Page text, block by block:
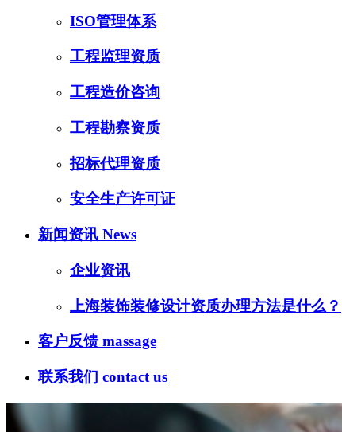
ISO管理体系
工程监理资质
工程造价咨询
工程勘察资质
招标代理资质
安全生产许可证
新闻资讯 News
企业资讯
上海装饰装修设计资质办理方法是什么？
客户反馈massage
联系我们 contact us